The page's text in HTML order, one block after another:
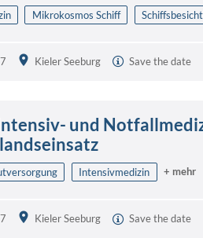
Mikrokosmos Schiff
Kieler Seeburg Save the date
und
Intensivmedizin + mehr
Kieler Seeburg Save the date